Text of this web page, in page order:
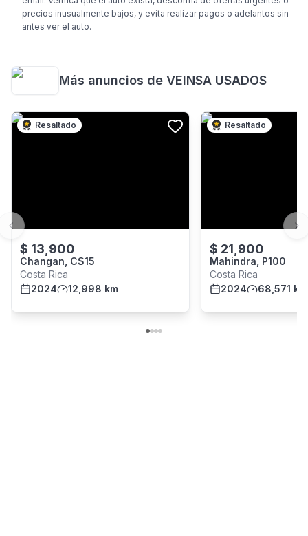
precios inusualmente bajos, y evita realizar pagos o adelantos sin
antes ver el auto.
Más anuncios de VEINSA USADOS
Resaltado
$ 13,900
Changan, CS15
Costa Rica
2024
12,998 km
Resaltado
$ 21,900
Mahindra, P100
Costa Rica
2024
68,571 km
Previous slide